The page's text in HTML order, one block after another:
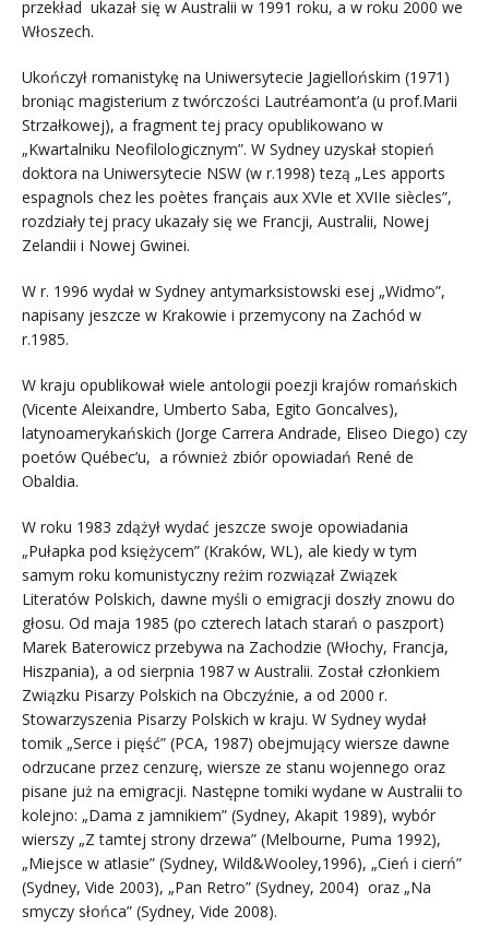
przekład ukazał się w Australii w 1991 roku, a w roku 2000 we
Włoszech.
Ukończył romanistykę na Uniwersytecie Jagiellońskim (1971)
broniąc magisterium z twórczości Lautréamont’a (u prof.Marii
Strzałkowej), a fragment tej pracy opublikowano w
„Kwartalniku Neofilologicznym”. W Sydney uzyskał stopień
doktora na Uniwersytecie NSW (w r.1998) tezą „Les apports
espagnols chez les poètes français aux XVIe et XVIIe siècles”,
rozdziały tej pracy ukazały się we Francji, Australii, Nowej
Zelandii i Nowej Gwinei.
W r. 1996 wydał w Sydney antymarksistowski esej „Widmo”,
napisany jeszcze w Krakowie i przemycony na Zachód w
r.1985.
W kraju opublikował wiele antologii poezji krajów romańskich
(Vicente Aleixandre, Umberto Saba, Egito Goncalves),
latynoamerykańskich (Jorge Carrera Andrade, Eliseo Diego) czy
poetów Québec’u, a również zbiór opowiadań René de
Obaldia.
W roku 1983 zdążył wydać jeszcze swoje opowiadania
„Pułapka pod księżycem” (Kraków, WL), ale kiedy w tym
samym roku komunistyczny reżim rozwiązał Związek
Literatów Polskich, dawne myśli o emigracji doszły znowu do
głosu. Od maja 1985 (po czterech latach starań o paszport)
Marek Baterowicz przebywa na Zachodzie (Włochy, Francja,
Hiszpania), a od sierpnia 1987 w Australii. Został członkiem
Związku Pisarzy Polskich na Obczyźnie, a od 2000 r.
Stowarzyszenia Pisarzy Polskich w kraju. W Sydney wydał
tomik „Serce i pięść” (PCA, 1987) obejmujący wiersze dawne
odrzucane przez cenzurę, wiersze ze stanu wojennego oraz
pisane już na emigracji. Następne tomiki wydane w Australii to
kolejno: „Dama z jamnikiem” (Sydney, Akapit 1989), wybór
wierszy „Z tamtej strony drzewa” (Melbourne, Puma 1992),
„Miejsce w atlasie” (Sydney, Wild&Wooley,1996), „Cień i cierń”
(Sydney, Vide 2003), „Pan Retro” (Sydney, 2004) oraz „Na
smyczy słońca” (Sydney, Vide 2008).